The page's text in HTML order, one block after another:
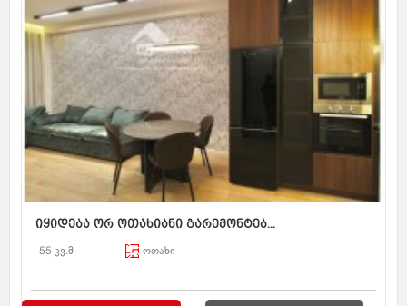
იყიდება ორ ოთახიანი გარემონტებ...
55 კვ.მ ოთახი